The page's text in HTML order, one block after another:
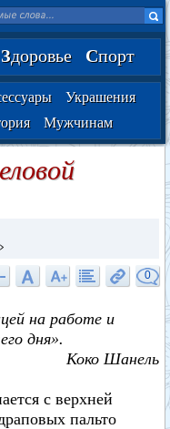
Здоровье Спорт
Украшения
Мужчинам
0
на работе и
дня».
Коко Шанель
с верхней
пальто